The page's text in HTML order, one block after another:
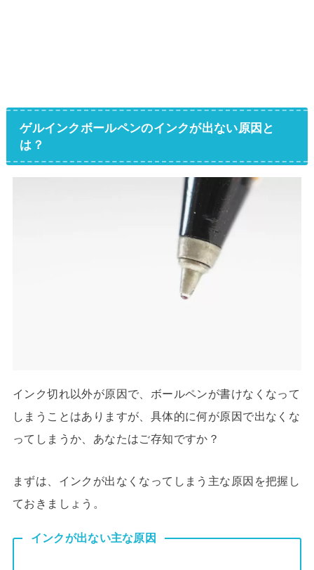
ゲルインクボールペンのインクが出ない原因と
は？
インク切れ以外が原因で、ボールペンが書けなくなって
しまうことはありますが、具体的に何が原因で出なくな
ってしまうか、あなたはご存知ですか？
まずは、インクが出なくなってしまう主な原因を把握し
ておきましょう。
インクが出ない主な原因